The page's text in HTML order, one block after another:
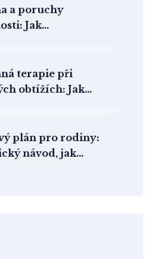
a poruchy
Jak
terapie při
obtížích: Jak
plán pro rodiny:
návod, jak